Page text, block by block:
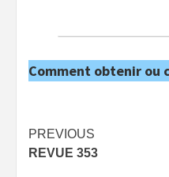
Comment obtenir ou
Post
navigation
PREVIOUS
REVUE 353